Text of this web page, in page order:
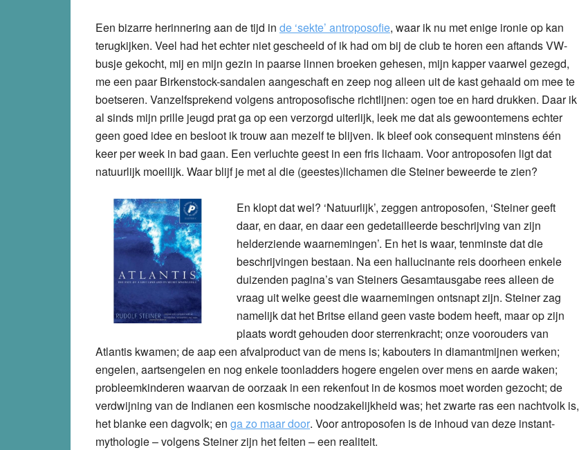
Een bizarre herinnering aan de tijd in de ‘sekte’ antroposofie, waar ik nu met enige ironie op kan
terugkijken. Veel had het echter niet gescheeld of ik had om bij de club te horen een aftands VW-
busje gekocht, mij en mijn gezin in paarse linnen broeken gehesen, mijn kapper vaarwel gezegd,
me een paar Birkenstock-sandalen aangeschaft en zeep nog alleen uit de kast gehaald om mee te
boetseren. Vanzelfsprekend volgens antroposofische richtlijnen: ogen toe en hard drukken. Daar ik
al sinds mijn prille jeugd prat ga op een verzorgd uiterlijk, leek me dat als gewoontemens echter
geen goed idee en besloot ik trouw aan mezelf te blijven. Ik bleef ook consequent minstens één
keer per week in bad gaan. Een verluchte geest in een fris lichaam. Voor antroposofen ligt dat
natuurlijk moeilijk. Waar blijf je met al die (geestes)lichamen die Steiner beweerde te zien?
En klopt dat wel? ‘Natuurlijk’, zeggen antroposofen, ‘Steiner geeft
daar, en daar, en daar een gedetailleerde beschrijving van zijn
helderziende waarnemingen’. En het is waar, tenminste dat die
beschrijvingen bestaan. Na een hallucinante reis doorheen enkele
duizenden pagina’s van Steiners Gesamtausgabe rees alleen de
vraag uit welke geest die waarnemingen ontsnapt zijn. Steiner zag
namelijk dat het Britse eiland geen vaste bodem heeft, maar op zijn
plaats wordt gehouden door sterrenkracht; onze voorouders van
Atlantis kwamen; de aap een afvalproduct van de mens is; kabouters in diamantmijnen werken;
engelen, aartsengelen en nog enkele toonladders hogere engelen over mens en aarde waken;
probleemkinderen waarvan de oorzaak in een rekenfout in de kosmos moet worden gezocht; de
verdwijning van de Indianen een kosmische noodzakelijkheid was; het zwarte ras een nachtvolk is,
het blanke een dagvolk; en ga zo maar door. Voor antroposofen is de inhoud van deze instant-
mythologie – volgens Steiner zijn het feiten – een realiteit.